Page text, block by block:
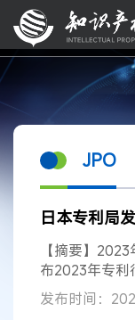
JPO
日本专利局
【摘要】
布2023年专利
动向以及 JPO
理解所做出的
发布时间：